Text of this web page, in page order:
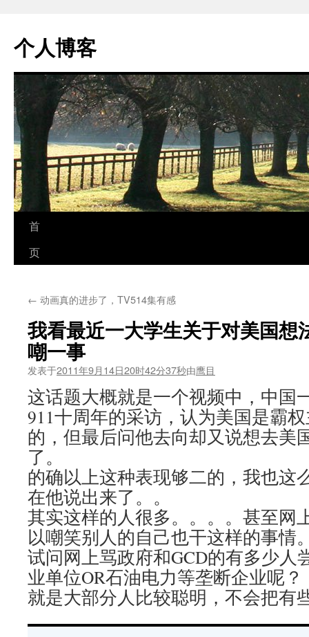
个人博客
跳
至
文
首
页
← 动画真的进步了，TV514集有感
我看最近一大学生关于对美国想
嘲一事
发表于2011年9月14日20时42分37秒由鹰目
这话题大概就是一个视频中，中国
911十周年的采访，认为美国是霸
的，但最后问他去向却又说想去美
了。
的确以上这种表现够二的，我也这
在他说出来了。。
其实这样的人很多。。。。甚至网
以嘲笑别人的自己也干这样的事情
试问网上骂政府和GCD的有多少人
业单位OR石油电力等垄断企业呢？
就是大部分人比较聪明，不会把有